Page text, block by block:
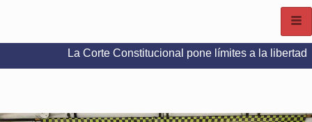
La Corte Constitucional pone límites a la libertad de